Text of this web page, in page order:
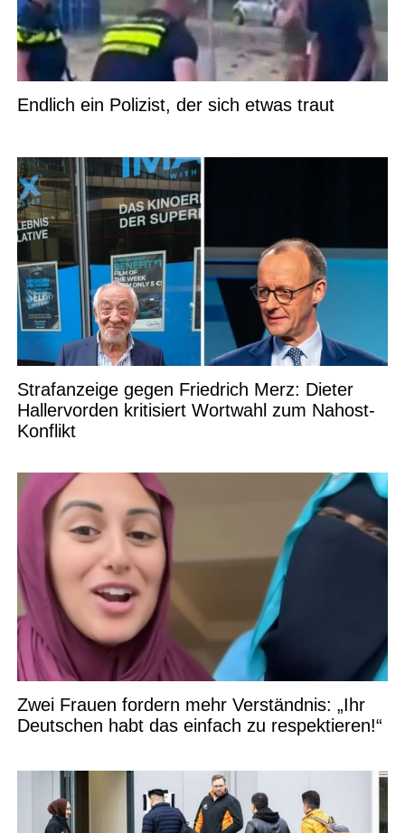
Endlich ein Polizist, der sich etwas traut
Strafanzeige gegen Friedrich Merz: Dieter
Hallervorden kritisiert Wortwahl zum Nahost-
Konflikt
Zwei Frauen fordern mehr Verständnis: „Ihr
Deutschen habt das einfach zu respektieren!“